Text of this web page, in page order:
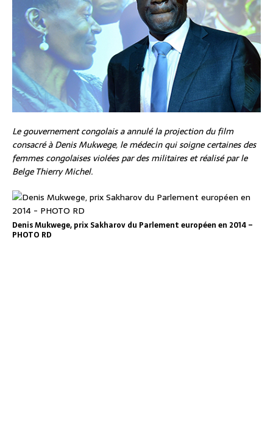
Le gouvernement congolais a annulé la projection du film
consacré à Denis Mukwege, le médecin qui soigne certaines des
femmes congolaises violées par des militaires et réalisé par le
Belge Thierry Michel.
Denis Mukwege, prix Sakharov du Parlement européen en 2014 –
PHOTO RD